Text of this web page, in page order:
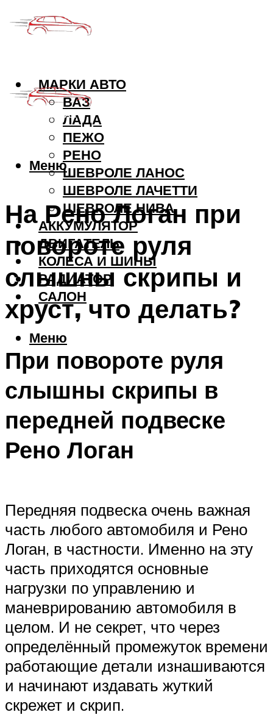
МАРКИ АВТО
ВАЗ
ЛАДА
ПЕЖО
РЕНО
ШЕВРОЛЕ ЛАНОС
ШЕВРОЛЕ ЛАЧЕТТИ
ШЕВРОЛЕ НИВА
АККУМУЛЯТОР
ДВИГАТЕЛЬ
КОЛЕСА И ШИНЫ
РАДИАТОР
САЛОН
Меню
Меню
На Рено Логан при
повороте руля
слышны скрипы и
хруст, что делать?
При повороте руля
слышны скрипы в
передней подвеске
Рено Логан
Передняя подвеска очень важная
часть любого автомобиля и Рено
Логан, в частности. Именно на эту
часть приходятся основные
нагрузки по управлению и
маневрированию автомобиля в
целом. И не секрет, что через
определённый промежуток времени
работающие детали изнашиваются
и начинают издавать жуткий
скрежет и скрип.